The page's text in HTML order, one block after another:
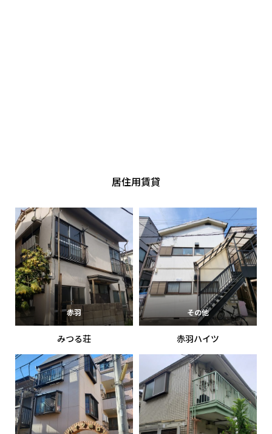
居住用賃貸
赤羽
みつる荘
その他
赤羽ハイツ